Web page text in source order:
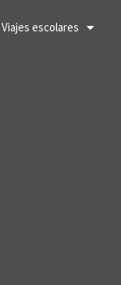
Viajes escolares